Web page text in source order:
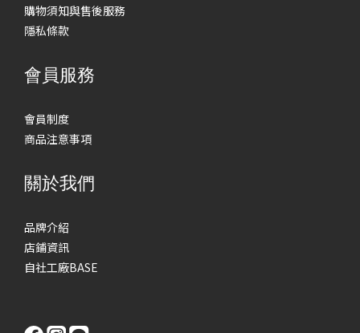
購物須知與售後服務
隱私條款
會員服務
會員制度
商品注意事項
關於我們
品牌介紹
店鋪資訊
自社工廠BASE